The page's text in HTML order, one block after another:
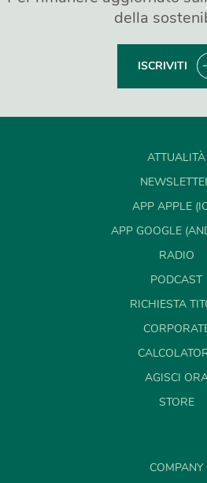
della
ISCRIVITI
ATTUALITÀ
APP APPLE
APP GOOGLE
RADIO
PODCAST
RICHIESTA
AGISCI
STORE
COMPANY